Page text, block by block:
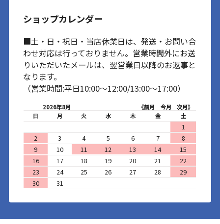
ショップカレンダー
■土・日・祝日・当店休業日は、発送・お問い合
わせ対応は行っておりません。営業時間外にお送
りいただいたメールは、翌営業日以降のお返事と
なります。
（営業時間:平日10:00～12:00/13:00～17:00）
2026年8月 《前月 今月
次月》
日
月 火 水 木 金 土
1
2
3 4 5 6 7
8
9
10 11 12 13 14
15
16
17 18 19 20 21
22
23
24 25 26 27 28
29
30
31